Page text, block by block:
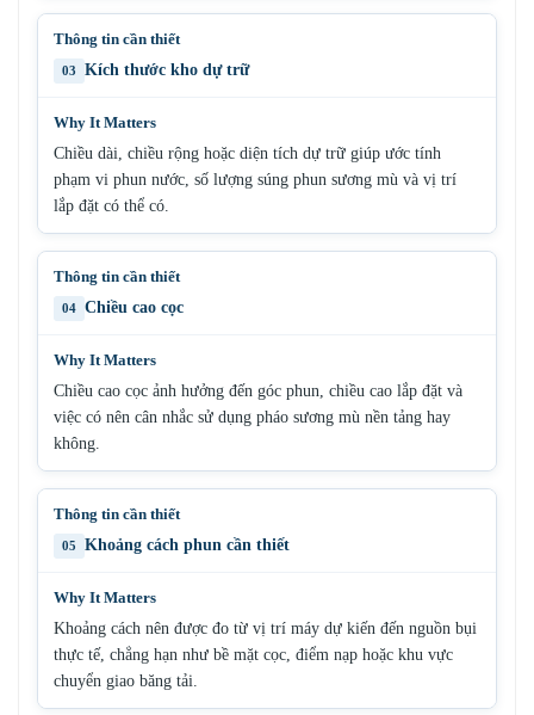
03 Kích thước kho dự trữ
Chiều dài, chiều rộng hoặc diện tích dự trữ giúp ước tính
phạm vi phun nước, số lượng súng phun sương mù và vị trí
lắp đặt có thể có.
04 Chiều cao cọc
Chiều cao cọc ảnh hưởng đến góc phun, chiều cao lắp đặt và
việc có nên cân nhắc sử dụng pháo sương mù nền tảng hay
không.
05 Khoảng cách phun cần thiết
Khoảng cách nên được đo từ vị trí máy dự kiến đến nguồn bụi
thực tế, chẳng hạn như bề mặt cọc, điểm nạp hoặc khu vực
chuyển giao băng tải.